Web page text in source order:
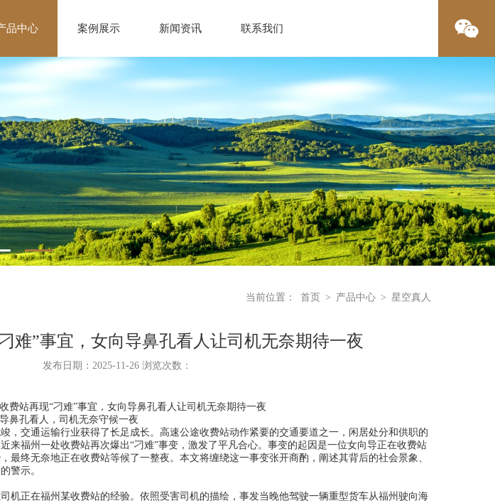
品中心 案例展示 新闻资讯 联系我们
当前位置： 首页 > 产品中心 > 星空真人
难”事宜，女向导鼻孔看人让司机无奈期待一夜
发布日期：2025-11-26 浏览次数：
孔看人，司机无奈守候一夜
交通运输行业获得了长足成长。高速公途收费站动作紧要的交通要道之一，闲居处分和供职的
来福州一处收费站再次爆出“刁难”事变，激发了平凡合心。事变的起因是一位女向导正在收费站
最终无奈地正在收费站等候了一整夜。本文将缠绕这一事变张开商酌，阐述其背后的社会景象、
警示。
正在福州某收费站的经验。依照受害司机的描绘，事发当晚他驾驶一辆重型货车从福州驶向海